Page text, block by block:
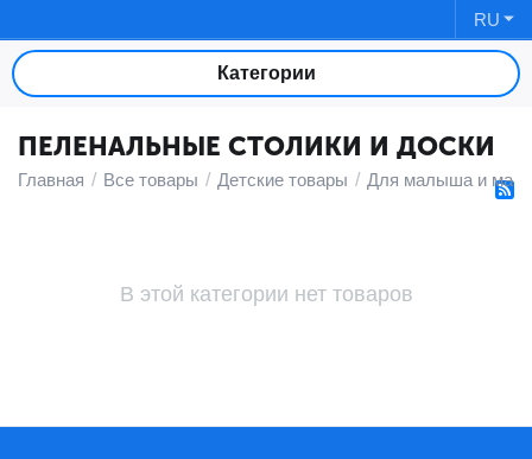
RU
Категории
ПЕЛЕНАЛЬНЫЕ СТОЛИКИ И ДОСКИ
Главная / Все товары / Детские товары / Для малыша и
В этой категории нет товаров